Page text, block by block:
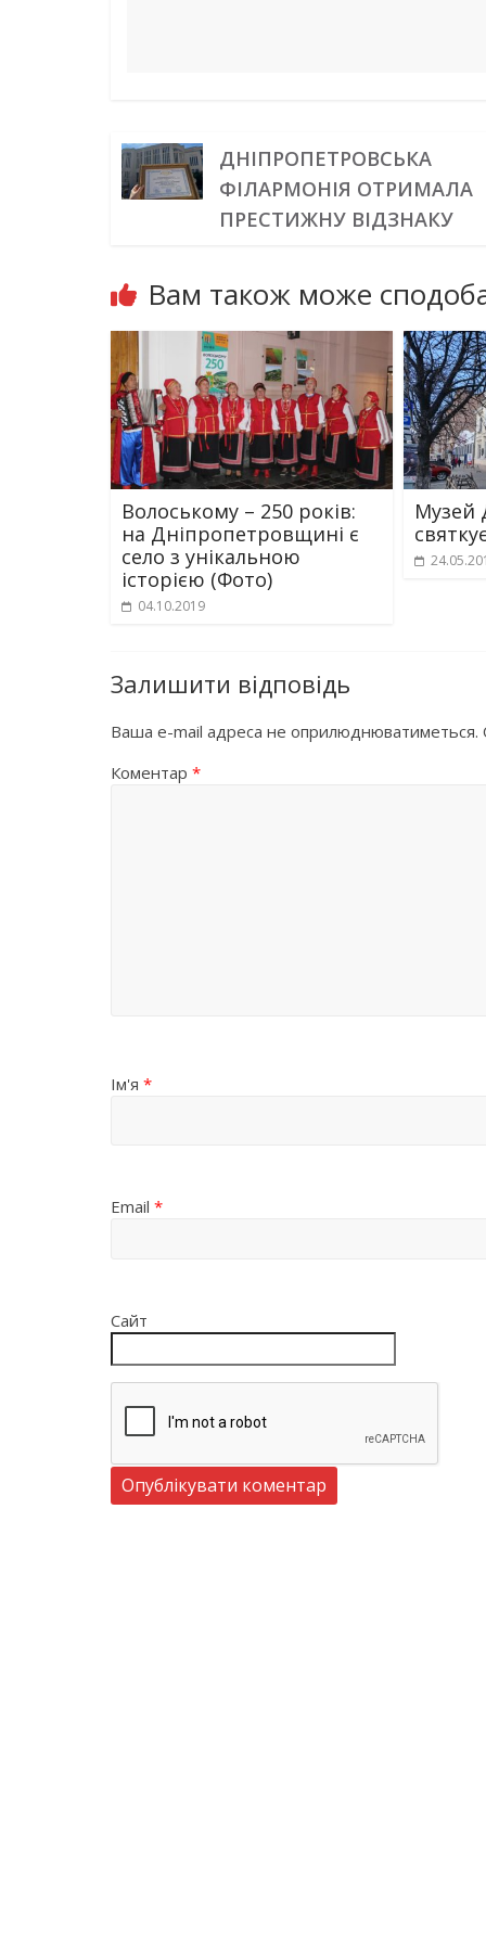
ДНІПРОПЕТРОВСЬКА
ФІЛАРМОНІЯ ОТРИМАЛА
ПРЕСТИЖНУ ВІДЗНАКУ
Вам також може
Волоському – 250 років:
на Дніпропетровщині є
село з унікальною
історією (Фото)
04.10.2019
Музей
Залишити відповідь
Ваша e-mail адреса не оприлюднюватиметься.
Коментар *
Ім'я *
Email *
Сайт